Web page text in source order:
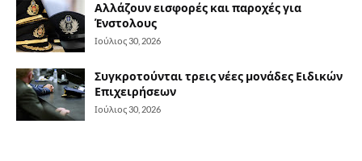
Αλλάζουν εισφορές και παροχές για
Ένστολους
Ιούλιος 30, 2026
Συγκροτούνται τρεις νέες μονάδες Ειδικών
Επιχειρήσεων
Ιούλιος 30, 2026